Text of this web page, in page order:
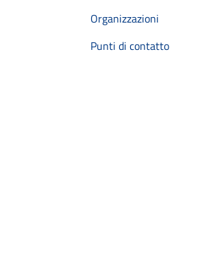
Organizzazioni
Punti di contatto